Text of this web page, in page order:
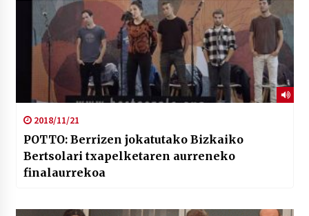
2018/11/21
POTTO: Berrizen jokatutako Bizkaiko
Bertsolari txapelketaren aurreneko
finalaurrekoa